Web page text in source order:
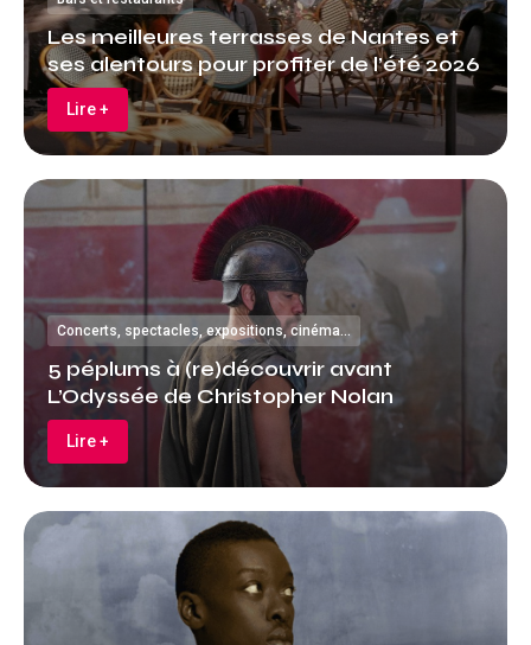
Les meilleures terrasses de Nantes et
ses alentours pour profiter de l’été 2026
Lire +
Concerts, spectacles, expositions, cinéma…
5 péplums à (re)découvrir avant
L’Odyssée de Christopher Nolan
Lire +